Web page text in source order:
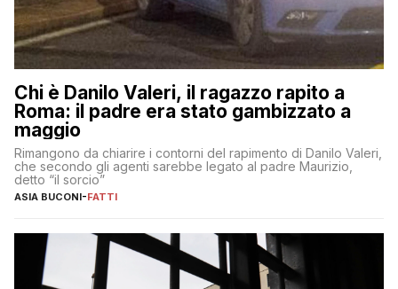
Chi è Danilo Valeri, il ragazzo rapito a
Roma: il padre era stato gambizzato a
maggio
Rimangono da chiarire i contorni del rapimento di Danilo Valeri,
che secondo gli agenti sarebbe legato al padre Maurizio,
detto “il sorcio”
ASIA BUCONI-FATTI